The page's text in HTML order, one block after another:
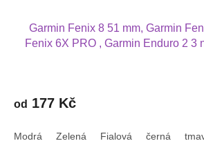
Garmin Fenix 8 51 mm, Garmin
Fenix 6X PRO , Garmin Enduro 2 3
od 177 Kč
Modrá Zelená Fialová černá